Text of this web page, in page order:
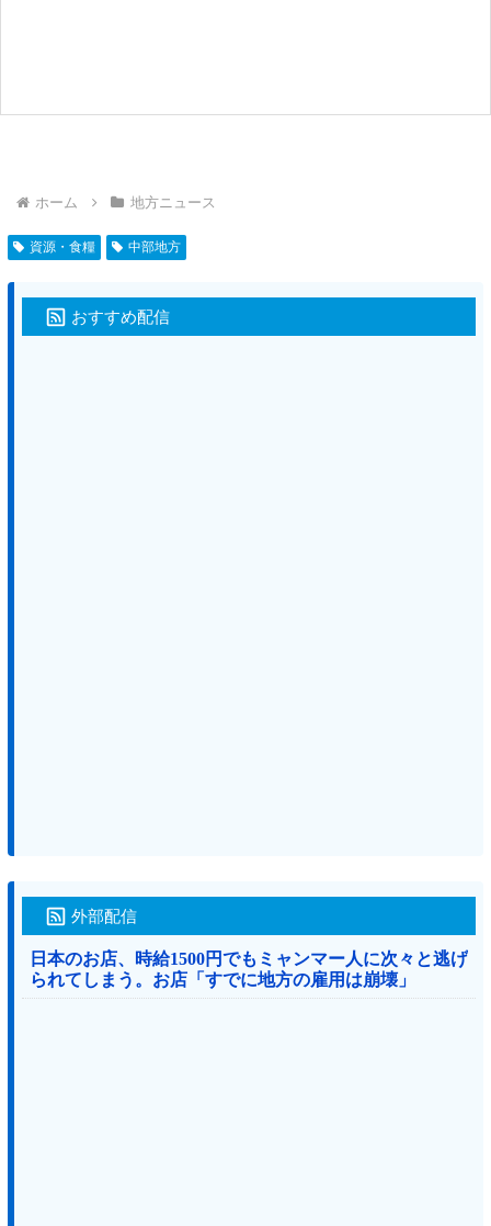
ホーム 地方ニュース
資源・食糧 中部地方
おすすめ配信
外部配信
日本のお店、時給1500円でもミャンマー人に次々と逃げ
られてしまう。お店「すでに地方の雇用は崩壊」